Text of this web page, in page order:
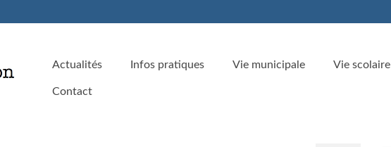
Actualités Infos pratiques Vie municipale Vie scolaire
Contact